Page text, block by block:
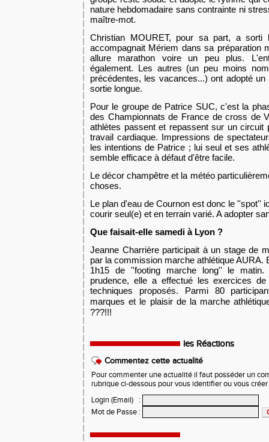
nature hebdomadaire sans contrainte ni
maître-mot.
Christian MOURET, pour sa part, a sorti
accompagnait Mériem dans sa préparation
allure marathon voire un peu plus.
également. Les autres (un peu moins
précédentes, les vacances...) ont adopté
sortie longue.
Pour le groupe de Patrice SUC, c'est la
des Championnats de France de cross de
athlètes passent et repassent sur un
travail cardiaque. Impressions de
les intentions de Patrice ; lui seul et ses
semble efficace à défaut d'être facile.
Le décor champêtre et la météo
choses.
Le plan d'eau de Cournon est donc le ''spot''
courir seul(e) et en terrain varié. A adopter
Que faisait-elle samedi à Lyon ?
Jeanne Charrière participait à un stage de
par la commission marche athlétique AURA.
1h15 de ''footing marche long'' le
prudence, elle a effectué les exercices
techniques proposés. Parmi 80
marques et le plaisir de la marche
???!!!
les Réactions
Commentez cette actualité
Pour commenter une actualité il faut posséder un
rubrique ci-dessous pour vous identifier ou vous
Login (Email)
:
Mot de Passe :